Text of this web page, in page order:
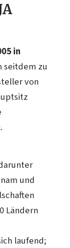
in
seitdem zu
von
und
Ländern
laufend;